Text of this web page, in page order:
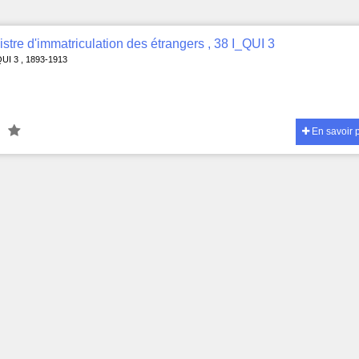
d'immatriculation des étrangers , 38 I_QUI 3
3 , 1893-1913
En savoir